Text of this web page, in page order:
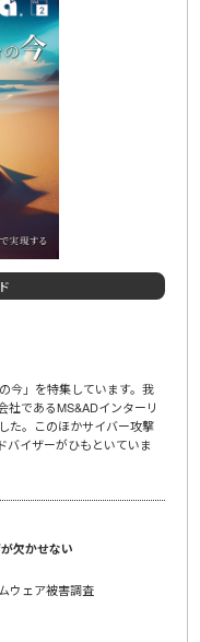
今」を特集しています。我
社であるMS&ADインターリ
た。このほかサイバー攻撃
バイザーがひもといていま
欠かせない
ウェア被害調査